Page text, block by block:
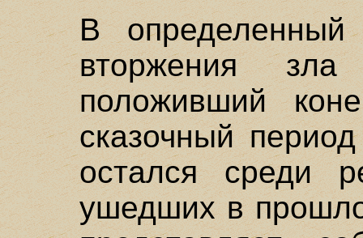
В определенный
вторжения зла
положивший
сказочный
остался среди
ушедших в